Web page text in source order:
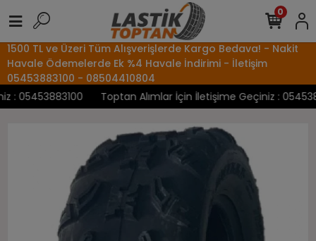
1500 TL ve Üzeri Tüm Alışverişlerde Kargo Bedava! - Nakit
Havale Ödemelerde Ek %4 Havale İndirimi - İletişim
05453883100 - 08504410804
Toptan Alımlar İçin İletişime Geçiniz :
0